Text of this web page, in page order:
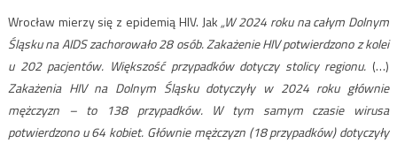
Wrocław mierzy się z epidemią HIV. Jak „W 2024 roku na całym Dolnym
Śląsku na AIDS zachorowało 28 osób. Zakażenie HIV potwierdzono z kolei
u 202 pacjentów. Większość przypadków dotyczy stolicy regionu. (…)
Zakażenia HIV na Dolnym Śląsku dotyczyły w 2024 roku głównie
mężczyzn – to 138 przypadków. W tym samym czasie wirusa
potwierdzono u 64 kobiet. Głównie mężczyzn (18 przypadków) dotyczyły